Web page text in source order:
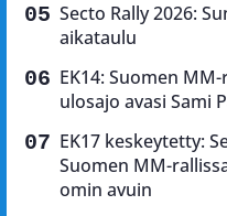
Secto Rally 2026:
aikataulu
EK14: Suomen
ulosajo avasi Sami
EK17 keskeytetty:
Suomen MM-
omin avuin